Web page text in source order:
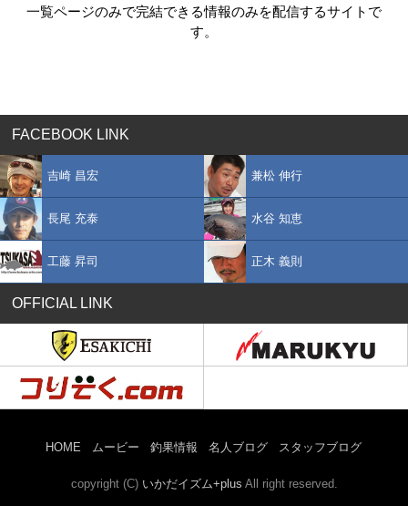
一覧ページのみで完結できる情報のみを配信するサイトで
す。
FACEBOOK LINK
吉崎 昌宏 兼松 伸行
長尾 充泰 水谷 知恵
工藤 昇司 正木 義則
OFFICIAL LINK
HOME ムービー 釣果情報 名人ブログ スタッフブログ
copyright (C) いかだイズム+plus All right reserved.